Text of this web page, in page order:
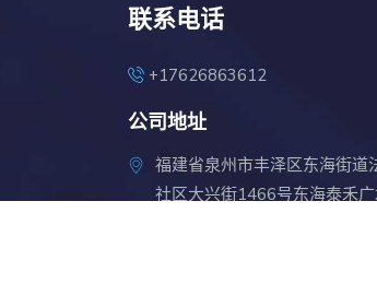
联系电话
+17626863612
公司地址
福建省泉州市丰泽区东海街道
社区大兴街1466号东海泰禾